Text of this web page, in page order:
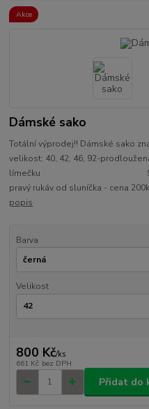
Akce
Dámské sako
Totální výprodej!! Dámské sako
velikost: 40, 42, 46, 92-
límečku 96 -
pravý rukáv od sluníčka - cena
popis
Barva
Velikost
800 Kč/ks
661 Kč bez DPH
Přidat do